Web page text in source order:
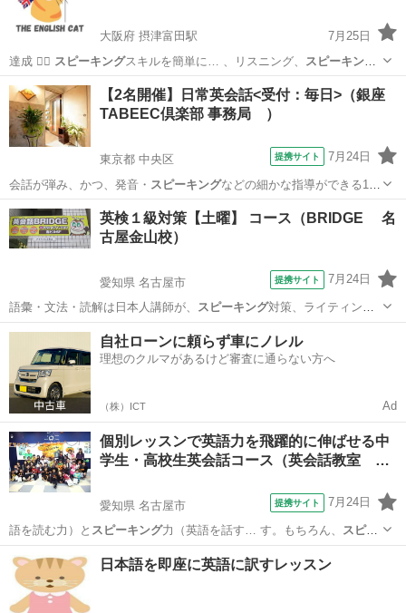
大阪府 摂津富田駅
7月25日
達成 🙆‍♂ スピーキングスキルを簡単に… 、リスニング、
スピーキン
グ、最初表面上の… 活動 ⚜️スピーキングを通して新しい…
大阪 茨木市 摂津富田駅 英語 フォニックス
【2名開催】日常英会話<受付：毎日>（銀座
TABEEC倶楽部 事務局 ）
東京都 中央区 提携サイト 7月24日
会話が弾み、かつ、発音・ スピーキングなどの細かな指導ができる1～
4名ま…
東京 中央区 TOEIC(R)テスト
英検１級対策【土曜】 コース（BRIDGE 名
古屋金山校）
愛知県 名古屋市 提携サイト 7月24日
語彙・文法・読解は日本人講師が、 スピーキング対策、ライティング
対策はネイティブ…
愛知 名古屋市
自社ローンに頼らず車にノレル
理想のクルマがあるけど審査に通らない方へ
（株）ICT Ad
個別レッスンで英語力を飛躍的に伸ばせる中
学生・高校生英会話コース（英会話教室 …
愛知県 名古屋市 提携サイト 7月24日
語を読む力）と スピーキング力（英語を話す… す。もちろん、 スピー
キングに力を入れると… とに重点を置きスピーキング力を、宿題と
し…
愛知 名古屋市 英会話
日本語を即座に英語に訳すレッスン